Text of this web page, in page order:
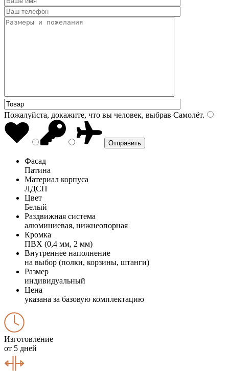
Пожалуйста, докажите, что вы человек, выбрав Самолёт.
Фасад
Патина
Материал корпуса
ЛДСП
Цвет
Белый
Раздвижная система
алюминиевая, нижнеопорная
Кромка
ПВХ (0,4 мм, 2 мм)
Внутреннее наполнение
на выбор (полки, корзины, штанги)
Размер
индивидуальный
Цена
указана за базовую комплектацию
Изготовление
от 5 дней